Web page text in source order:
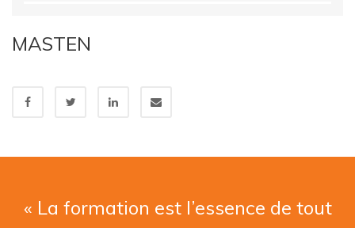
MASTEN
« La formation est l’essence de tout